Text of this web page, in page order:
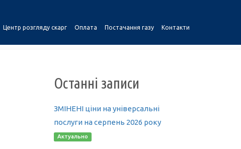
Центр розгляду скарг Оплата Постачання газу Контакти
Останні записи
ЗМІНЕНІ ціни на універсальні
послуги на серпень 2026 року
Актуально